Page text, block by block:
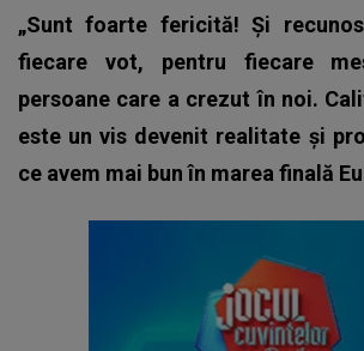
„Sunt foarte fericită! Și
fiecare vot, pentru fiecare
persoane care a crezut în noi.
este un vis devenit realitate și
ce avem mai bun în marea finală